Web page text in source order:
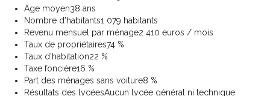
Age moyen38 ans
Nombre d'habitants1 079 habitants
Revenu mensuel par ménage2 410 euros / mois
Taux de propriétaires74 %
Taux d'habitation22 %
Taxe foncière16 %
Part des ménages sans voiture8 %
Résultats des lycéesAucun lycée général ni technique